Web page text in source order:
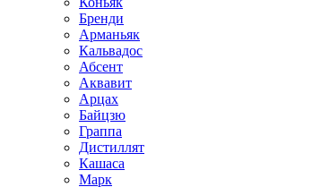
Бренди
Арманьяк
Кальвадос
Абсент
Аквавит
Арцах
Байцзю
Граппа
Дистиллят
Кашаса
Марк